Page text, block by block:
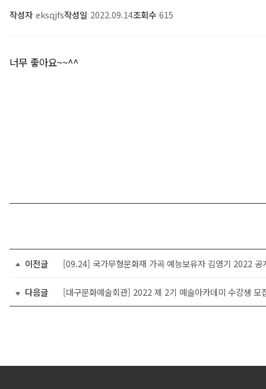
작성자 eksqjfs작성일 2022.09.14조회수 615
너무 좋아요~~^^
이전글
다음글 [대구문화예술회관] 2022 제 2기 예술아카데미 수강생 모